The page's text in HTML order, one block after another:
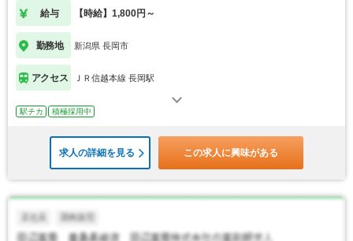
給与 【時給】1,800円～
勤務地 新潟県 長岡市
アクセス ＪＲ信越本線 長岡駅
駅チカ 積極採用中
求人の詳細を見る この求人に興味がある